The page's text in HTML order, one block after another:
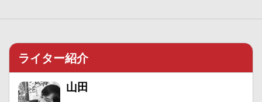
ライター紹介
山田